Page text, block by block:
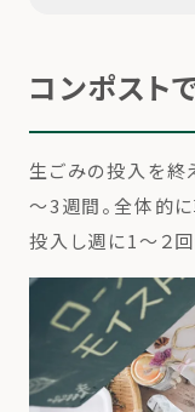
コンポスト
生ごみの投入を終
～3週間。全体的
投入し週に1～２回